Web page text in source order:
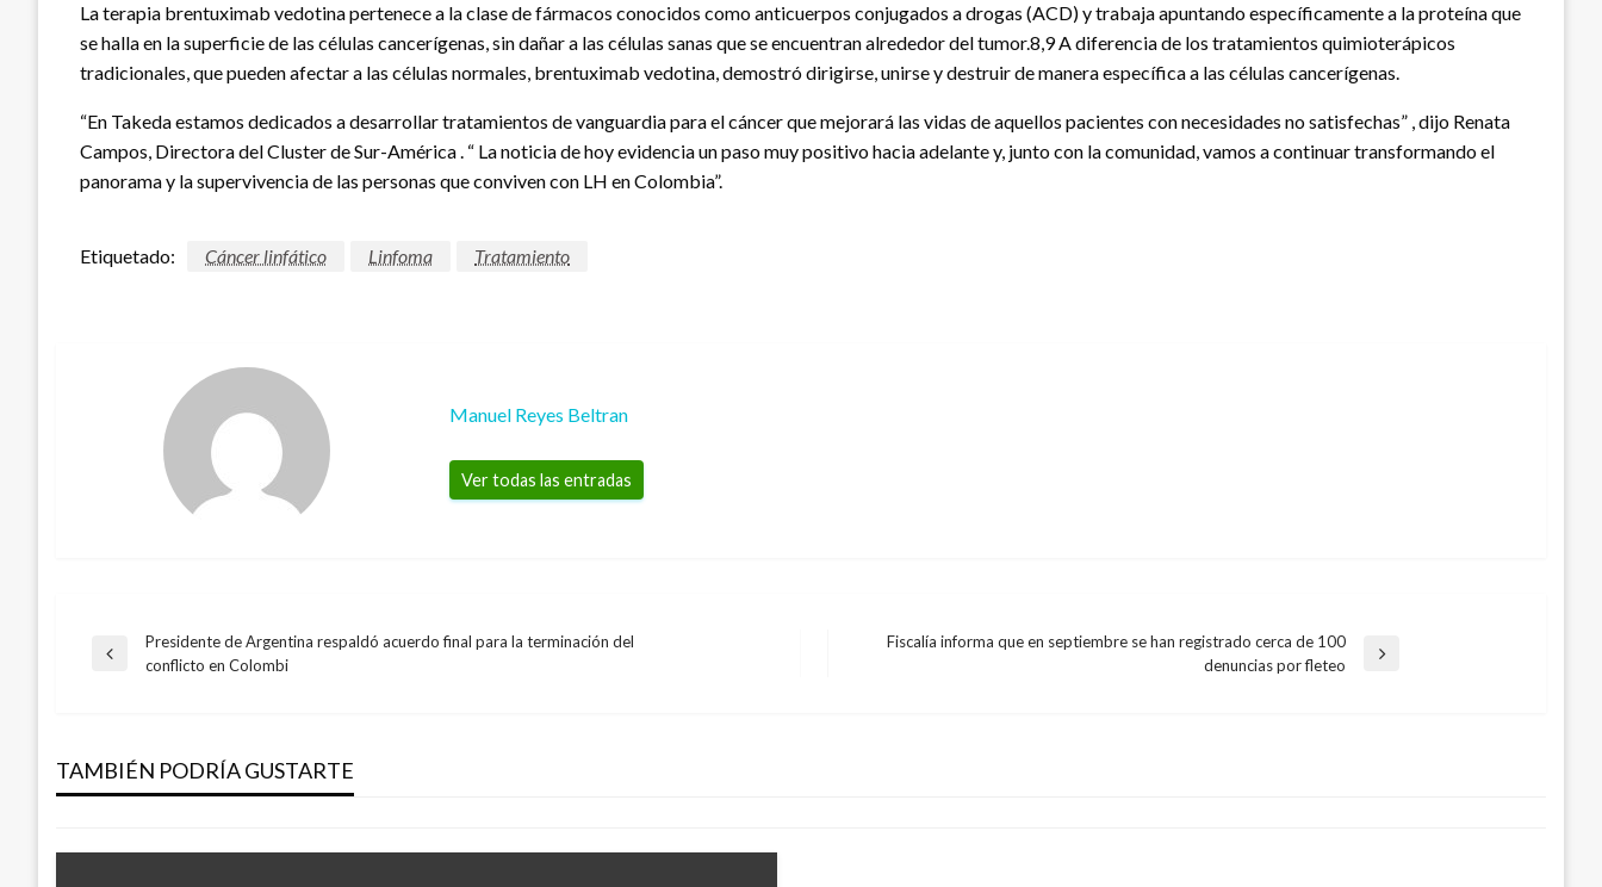
La terapia brentuximab vedotina pertenece a la clase de fármacos conocidos como anticuerpos conjugados a drogas (ACD) y trabaja apuntando específicamente a la proteína que
se halla en la superficie de las células cancerígenas, sin dañar a las células sanas que se encuentran alrededor del tumor.8,9 A diferencia de los tratamientos quimioterápicos
tradicionales, que pueden afectar a las células normales, brentuximab vedotina, demostró dirigirse, unirse y destruir de manera específica a las células cancerígenas.
“En Takeda estamos dedicados a desarrollar tratamientos de vanguardia para el cáncer que mejorará las vidas de aquellos pacientes con necesidades no satisfechas” , dijo Renata
Campos, Directora del Cluster de Sur-América . “ La noticia de hoy evidencia un paso muy positivo hacia adelante y, junto con la comunidad, vamos a continuar transformando el
panorama y la supervivencia de las personas que conviven con LH en Colombia”.
Etiquetado: Cáncer linfático Linfoma Tratamiento
Manuel Reyes Beltran
Ver todas las entradas
Navegación
entradas
Entrada
Presidente de Argentina respaldó acuerdo final para la terminación del
conflicto en Colombi
Fiscalía informa que en septiembre se han registrado cerca de 100
denuncias por fleteo
TAMBIÉN PODRÍA GUSTARTE
Este fin de semana gran final del First Lego League Colombia
Iván Briceño viernes enero 25, 2019